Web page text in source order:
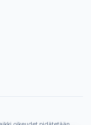
oikeudet pidätetään.